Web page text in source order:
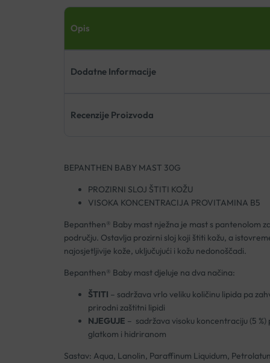
Opis
Dodatne Informacije
Recenzije Proizvoda
BEPANTHEN BABY MAST 30G
PROZIRNI SLOJ ŠTITI KOŽU
VISOKA KONCENTRACIJA PROVITAMINA B5
Bepanthen® Baby mast nježna je mast s pantenolom
području. Ostavlja prozirni sloj koji štiti kožu, a
najosjetljivije kože, uključujući i kožu nedonoščadi.
Bepanthen® Baby mast djeluje na dva načina:
ŠTITI – sadržava vrlo veliku količinu lipida pa
prirodni zaštitni lipidi
NJEGUJE – sadržava visoku koncentraciju (5
glatkom i hidriranom
Sastav: Aqua, Lanolin, Paraffinum Liquidum,